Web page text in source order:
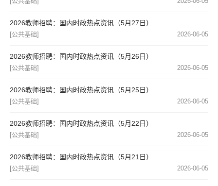
[公共基础]
2026教师招聘：国内时政热点资讯（5月27日）
2026-06-05
[公共基础]
2026教师招聘：国内时政热点资讯（5月26日）
2026-06-05
[公共基础]
2026教师招聘：国内时政热点资讯（5月25日）
2026-06-05
[公共基础]
2026教师招聘：国内时政热点资讯（5月22日）
2026-06-05
[公共基础]
2026教师招聘：国内时政热点资讯（5月21日）
2026-06-05